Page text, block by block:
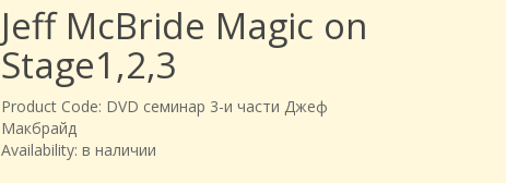
Jeff McBride Magic on
Stage1,2,3
Product Code: DVD семинар 3-и части Джеф
Макбрайд
Availability: в наличии